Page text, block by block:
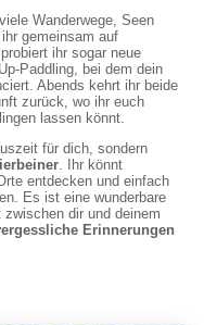
Wanderwege, Seen
gemeinsam auf
ihr sogar neue
Paddling, bei dem dein
Abends kehrt ihr beide
zurück, wo ihr euch
lassen könnt.
für dich, sondern
. Ihr könnt
entdecken und einfach
Es ist eine wunderbare
dir und deinem
Erinnerungen